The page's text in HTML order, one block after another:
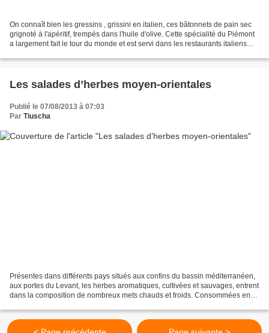
On connaît bien les gressins , grissini en italien, ces bâtonnets de pain sec
grignoté à l'apéritif, trempés dans l'huile d'olive. Cette spécialité du Piémont
a largement fait le tour du monde et est servi dans les restaurants italiens
Les salades d’herbes moyen-orientales
Publié le 07/08/2013 à 07:03
Par Tiuscha
Présentes dans différents pays situés aux confins du bassin méditerranéen,
aux portes du Levant, les herbes aromatiques, cultivées et sauvages, entrent
dans la composition de nombreux mets chauds et froids. Consommées en